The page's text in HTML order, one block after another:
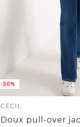
-50%
CECIL
Doux pull-over